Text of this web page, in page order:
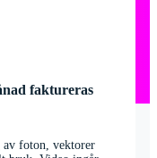
faktureras
foton, vektorer